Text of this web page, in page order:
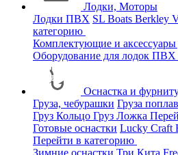
Лодки, Моторы
Лодки ПВХ SL Boats Berkley
категорию
Комплектующие и аксессуары
Оборудование для лодок ПВХ
Оснастка и
Груза, чебурашки Груза
Груз Кольцо Груз Ложка
Готовые оснастки Lucky Craft
Перейти в категорию
Зимние оснастки Три Кита